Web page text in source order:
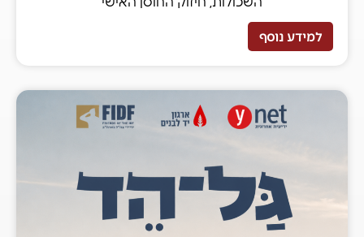
למידע נוסף